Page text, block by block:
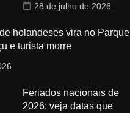
28 de julho de 2026
holandeses vira no Parque
e turista morre
Feriados nacionais de
2026: veja datas que